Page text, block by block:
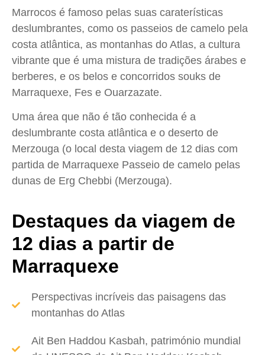
Marrocos é famoso pelas suas caraterísticas
deslumbrantes, como os passeios de camelo pela
costa atlântica, as montanhas do Atlas, a cultura
vibrante que é uma mistura de tradições árabes e
berberes, e os belos e concorridos souks de
Marraquexe, Fes e Ouarzazate.
Uma área que não é tão conhecida é a
deslumbrante costa atlântica e o deserto de
Merzouga (o local desta viagem de 12 dias com
partida de Marraquexe Passeio de camelo pelas
dunas de Erg Chebbi (Merzouga).
Destaques da viagem de
12 dias a partir de
Marraquexe
Perspectivas incríveis das paisagens das
montanhas do Atlas
Ait Ben Haddou Kasbah, património mundial